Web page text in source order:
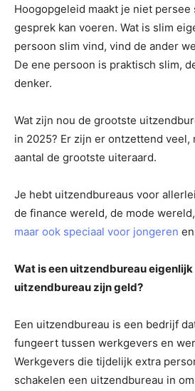
Hoogopgeleid maakt je niet persee
gesprek kan voeren. Wat is slim
persoon slim vind, vind de ander
De ene persoon is praktisch slim,
denker.
Wat zijn nou de grootste
in 2025? Er zijn er ontzettend veel,
aantal de grootste uiteraard.
Je hebt uitzendbureaus voor
de finance wereld, de mode
maar ook speciaal voor jongeren
Wat is een uitzendbureau
uitzendbureau zijn geld?
Een uitzendbureau is een bedrijf
fungeert tussen werkgevers en
Werkgevers die tijdelijk extra
schakelen een uitzendbureau in